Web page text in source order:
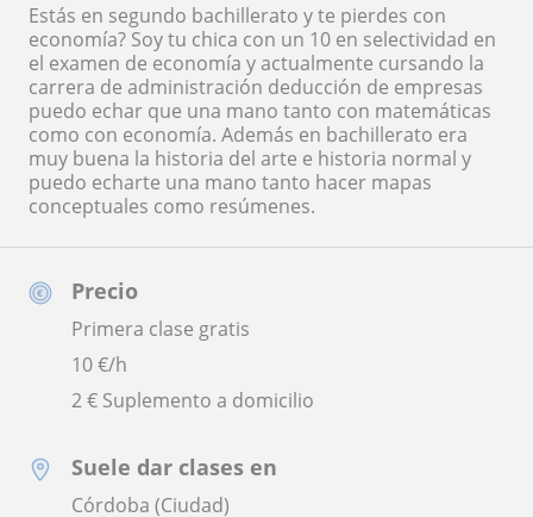
Precio
Primera clase gratis
10€/h
2 € Suplemento a domicilio
Suele dar clases en
Córdoba (Ciudad)
Estás en segundo bachillerato y te pierdes con
economía? Soy tu chica con un 10 en selectividad en
el examen de economía y actualmente cursando la
carrera de administración deducción de empresas
puedo echar que una mano tanto con matemáticas
como con economía. Además en bachillerato era
muy buena la historia del arte e historia normal y
puedo echarte una mano tanto hacer mapas
conceptuales como resúmenes.